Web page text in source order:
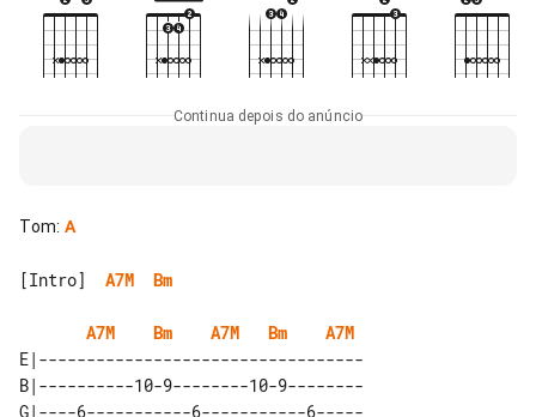
Continua depois do anúncio
Tom: A
[Intro] A7M Bm
A7M Bm A7M Bm
A7M
E|----------------------------------
B|----------10-9--------10-9--------
G|----6-----------6-----------6-----